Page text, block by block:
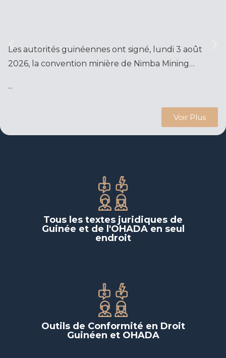
Les autorités guinéennes ont signé, lundi 3 août
2026, la convention minière de Nimba Mining…
...
Voir Plus
Tous les textes juridiques de
Guinée et de l'OHADA en seul
endroit
Outils de Conformité en Droit
Guinéen et OHADA